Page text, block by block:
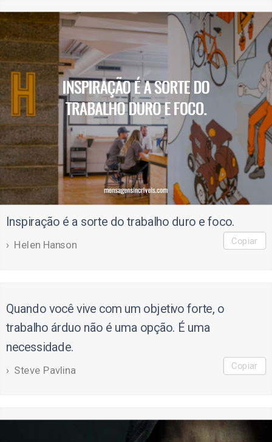
Inspiração é a sorte do trabalho duro e foco.
Helen Hanson Copiar
Quando você vive com um objetivo forte, o
trabalho árduo não é uma opção. É uma
necessidade.
Steve Pavlina Copiar